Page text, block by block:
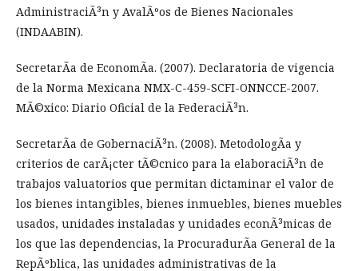
AdministraciÃ³n y AvalÃºos de Bienes Nacionales
(INDAABIN).
SecretarÃ­a de EconomÃ­a. (2007). Declaratoria de vigencia
de la Norma Mexicana NMX-C-459-SCFI-ONNCCE-2007.
MÃ©xico: Diario Oficial de la FederaciÃ³n.
SecretarÃ­a de GobernaciÃ³n. (2008). MetodologÃ­a y
criterios de carÃ¡cter tÃ©cnico para la elaboraciÃ³n de
trabajos valuatorios que permitan dictaminar el valor de
los bienes intangibles, bienes inmuebles, bienes muebles
usados, unidades instaladas y unidades econÃ³micas de
los que las dependencias, la ProcuradurÃ­a General de la
RepÃºblica, las unidades administrativas de la